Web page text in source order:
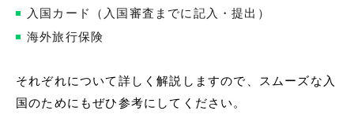
入国カード（入国審査までに記入・提出）
海外旅行保険
それぞれについて詳しく解説しますので、スムーズな入
国のためにもぜひ参考にしてください。